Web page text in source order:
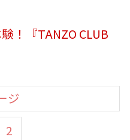
！『TANZO CLUB
2
ジ